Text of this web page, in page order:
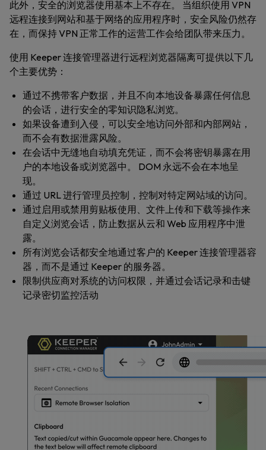
此外，安全的浏览器使用基本上不存在。 当组织使用 VPN
远程连接到网站和基于网络的应用程序时，安全风险仍然存
在，而保持 VPN 正常工作的运营工作会给团队带来压力。
使用 Keeper 连接管理器进行远程浏览器隔离可提供以下几
个主要优势：
通过不携带客户数据，并且不向本地设备暴露任何信息
的会话，进行安全的零知识隐私浏览。
如果设备遭到入侵，可以安全地访问外部和内部网站，
而不会有数据泄露风险。
在会话中无缝地自动填充凭证，而不会将密钥暴露在用
户的本地设备或浏览器中。 DOM 永远不会在本地呈
现。
通过 URL 进行管理员控制，控制对特定网站域的访问。
通过启用或禁用剪贴板使用、文件上传和下载等操作来
自定义浏览会话，防止数据从云和 Web 应用程序中泄
露。
所有浏览会话都安全地通过客户的 Keeper 连接管理器容
器，而不是通过 Keeper 的服务器。
限制供应商对系统的访问权限，并通过会话记录和击键
记录密切监控活动